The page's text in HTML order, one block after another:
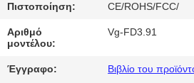
ΕΠΙΚΟΙΝΩΝΉΣΤΕ
ΜΑΖΊ
ΜΑΣ
Πιστοποίηση: CE/ROHS/FCC/
Αριθμό
μοντέλου:
Vg-FD3.91
Έγγραφο: Βιβλίο του